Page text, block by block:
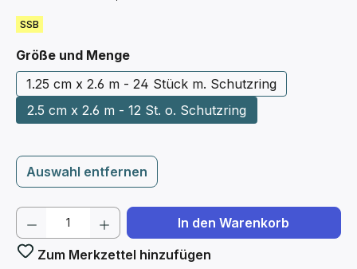
SSB
Größe und Mengeauswählen
1.25 cm x 2.6 m - 24 Stück m. Schutzring
2.5 cm x 2.6 m - 12 St. o. Schutzring
Auswahl entfernen
Produkt Anzahl: Gib den gewünschten
In den Warenkorb
Zum Merkzettel hinzufügen